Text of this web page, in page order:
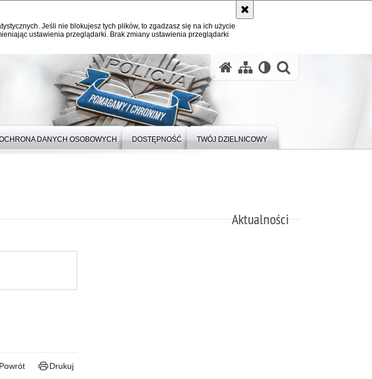
Jeśli nie blokujesz tych plików, to zgadzasz się na ich użycie
ustawienia przeglądarki. Brak zmiany ustawienia przeglądarki
DANYCH OSOBOWYCH DOSTĘPNOŚĆ TWÓJ DZIELNICOWY
Aktualności
Powrót Drukuj